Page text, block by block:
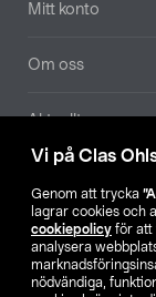
Vi på Clas
Genom att trycka
lagrar cookies och
cookiepolicy för att
analysera
nödvändiga,
Mitt konto
Om oss
Aktuellt